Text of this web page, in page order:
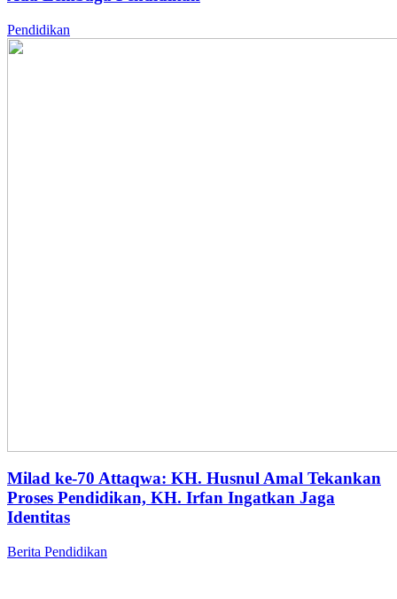
Pendidikan
Milad ke-70 Attaqwa: KH. Husnul Amal Tekankan
Proses Pendidikan, KH. Irfan Ingatkan Jaga
Identitas
Berita Pendidikan